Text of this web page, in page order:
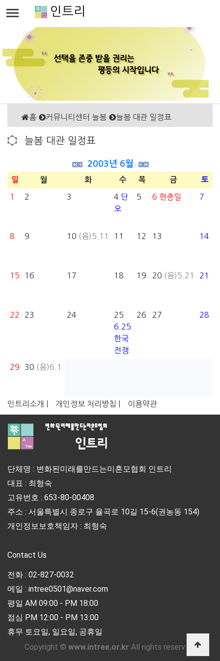
인트리
홈 커뮤니티센터 늘봄 늘봄 대관 일정표
늘봄 대관 일정표
2003년 6월
일 월 화 수 목 금 토
1 2 3 4 단
오
5 6 현충일 7
8 9 10 (음)5.11 11 12 13 14
15 16 17 18 19 20 (음)5.21 21
22 23 24
25
6.25
한국
전쟁
26 27 28
29 30 (음)6.1
인트리소개 | 개인정보 처리방침 | 이용약관
단체명 : 변화된미래를만드는미혼모협회 인트리
대표 : 최형숙
고유번호 : 653-80-00408
주소 : 서울특별시 종로구 율곡로 10길 15-6(권농동 154)
개인정보보호책임자 : 최형숙
Contact Us
전화 : 02-827-0032
메일 : intree0501@naver.com
평일 AM 09:00 - PM 18:00
점심 PM 12:00 - PM 13:00
휴무 토요일, 일요일, 공휴일
Copyright © www.intree.or.kr All rights reserved.